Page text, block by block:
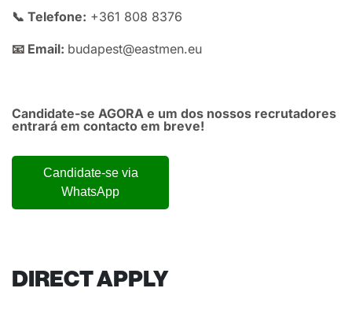
📞 Telefone: +361 808 8376
📧 Email: budapest@eastmen.eu
Candidate-se AGORA e um dos nossos recrutadores
entrará em contacto em breve!
Candidate-se via
WhatsApp
DIRECT APPLY